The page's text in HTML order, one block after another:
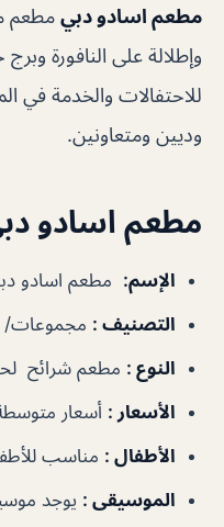
مطعم اسادو دبي مطعم
وإطلالة على النافورة
للاحتفالات والخدمة في
وديين ومتعاونين.
مطعم اسادو
الإسم:
مطعم اسادو
التصنيف : مجموعات/
النوع : مطعم شرائح
الأسعار : أسعار
الأطفال : مناسب
الموسيقى : يوجد